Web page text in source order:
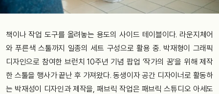
책이나 작업 도구를 올려놓는 용도의 사이드 테이블이다. 라운지체어
와 푸른색 스툴까지 일종의 세트 구성으로 활용 중. 박재형이 그래픽
디자인으로 참여한 브런치 10주년 기념 팝업 ‘작가의 꿈’을 위해 제작
한 스툴을 행사가 끝난 후 가져왔다. 동생이자 공간 디자이너로 활동하
는 박재성이 디자인과 제작을, 패브릭 작업은 패브릭 스튜디오 아세도